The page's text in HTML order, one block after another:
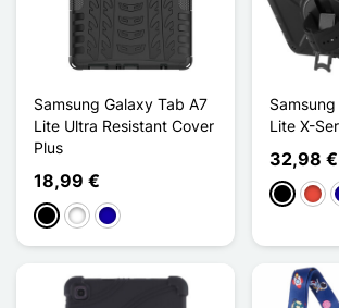
Samsung Galaxy Tab A7
Lite Ultra Resistant Cover
Plus
18,99 €
Schwarz
WeißDunkelblau
Lite X-
32,98 €
Schwarz
Rot